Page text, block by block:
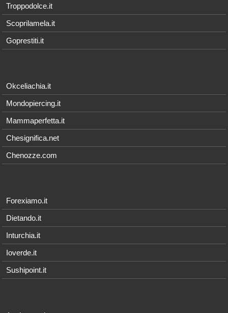
Troppodolce.it
Scoprilamela.it
Goprestiti.it
Okceliachia.it
Mondopiercing.it
Mammaperfetta.it
Chesignifica.net
Chenozze.com
Forexiamo.it
Dietando.it
Inturchia.it
Ioverde.it
Sushipoint.it